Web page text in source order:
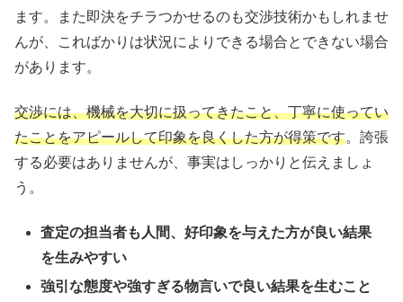
ます。また即決をチラつかせるのも交渉技術かもしれませ
んが、こればかりは状況によりできる場合とできない場合
があります。
交渉には、機械を大切に扱ってきたこと、丁寧に使ってい
たことをアピールして印象を良くした方が得策です。誇張
する必要はありませんが、事実はしっかりと伝えましょ
う。
査定の担当者も人間、好印象を与えた方が良い結果
を生みやすい
強引な態度や強すぎる物言いで良い結果を生むこと